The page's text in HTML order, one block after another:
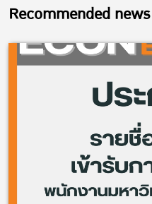
Recommended news